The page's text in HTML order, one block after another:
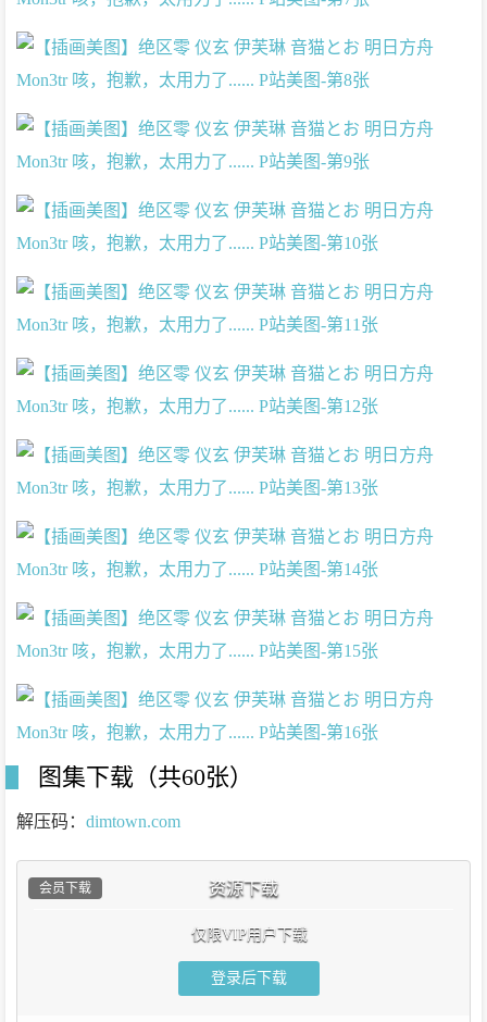
图集下载（共60张）
解压码： dimtown.com
资源下载
会员下载
仅限VIP用户下载
登录后下载